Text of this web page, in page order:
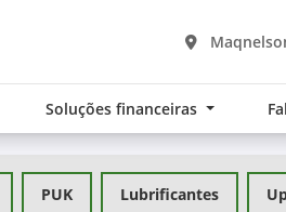
Soluções financeiras
PUK Lubrificantes